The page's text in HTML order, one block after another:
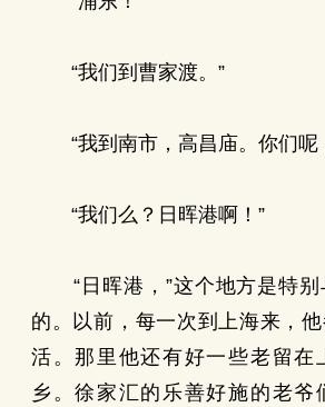
“我们到曹家渡。”
“我到南市，高昌庙。你们呢
“我们么？日晖港啊！”
“日晖港，”这个地方是特别
的。以前，每一次到上海来，
活。那里他还有好一些老留在
乡。徐家汇的乐善好施的老爷